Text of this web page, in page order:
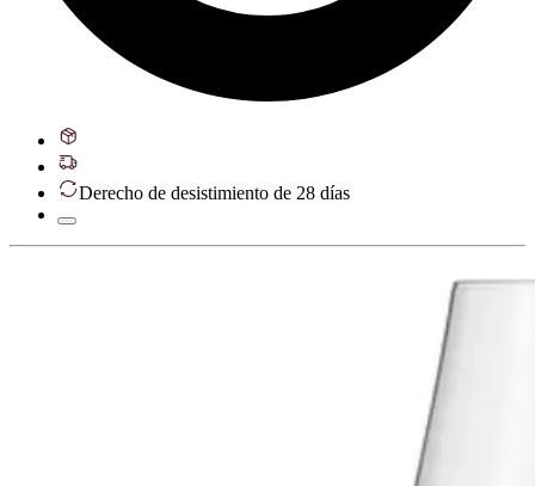
Derecho de desistimiento de 28 días